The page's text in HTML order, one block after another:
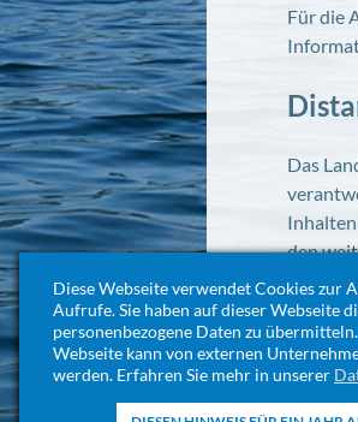
Diese Webseite verwendet Cookies zur
Aufrufe. Sie haben auf dieser Webseite
personenbezogene Daten zu
Webseite kann von externen
werden. Erfahren Sie mehr in unserer
Für die
Das
den